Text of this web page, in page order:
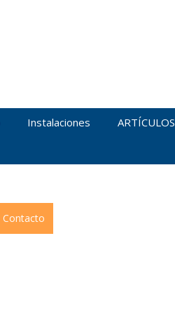
Instalaciones ARTÍCULOS
Contacto